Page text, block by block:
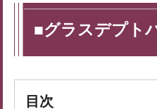
■グラスデプト
目次